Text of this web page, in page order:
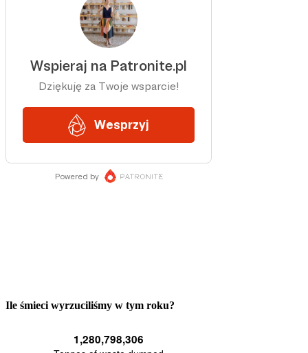
Ile śmieci wyrzuciliśmy w tym roku?